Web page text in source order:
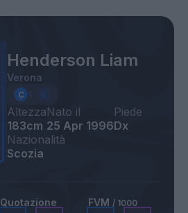
Henderson Liam
Verona
Altezza
183cm
Nato il
25 Apr 1996
Piede
Dx
Nazionalità
Scozia
Quotazione FVM / 1000